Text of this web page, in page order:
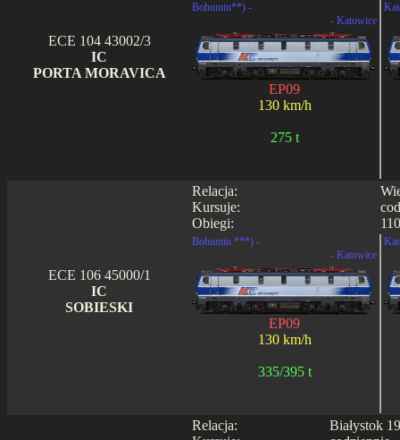
ECE 104 43002/3
IC
PORTA MORAVICA
Bohumin**) -
- Katowice
EP09
130 km/h
275 t
Relacja:
Kursuje:
Obiegi:
ECE 106 45000/1
IC
SOBIESKI
Bohumin ***) -
- Katowice
EP09
130 km/h
335/395 t
Relacja:
Białystok